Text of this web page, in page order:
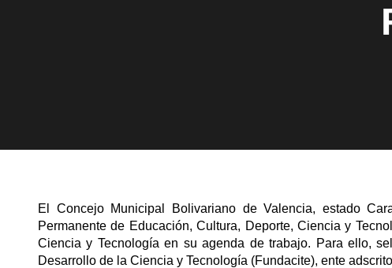
El Concejo Municipal Bolivariano de Valencia, estado
Permanente de Educación, Cultura, Deporte, Ciencia y
Ciencia y Tecnología en su agenda de trabajo. Para ello,
Desarrollo de la Ciencia y Tecnología (Fundacite), ente